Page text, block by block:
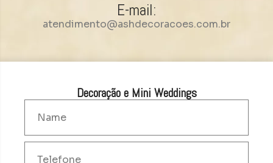
E-mail:
atendimento@ashdecoracoes.com.br
Decoração e Mini Weddings